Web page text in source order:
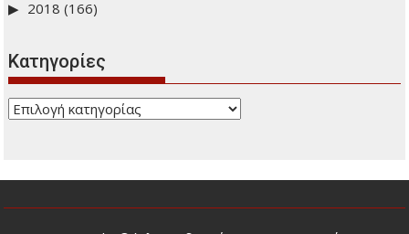
Δεκέμβριος
Οκτώβριος
Σεπτέμβριος(45)
Αύγουστος(3)
Ιούλιος(17)
Μάρτιος(45)